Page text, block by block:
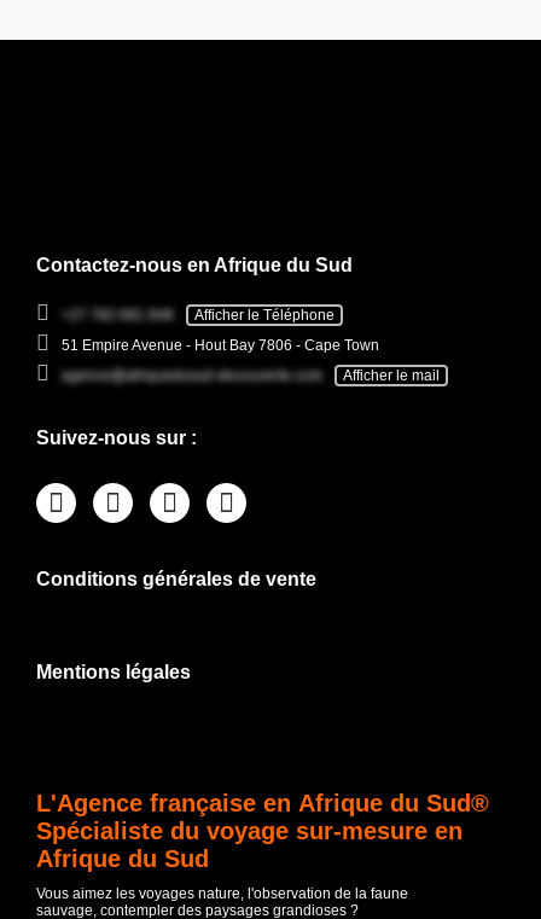
Contactez-nous en Afrique du Sud
+27 782 681 846
Afficher le Téléphone
51 Empire Avenue - Hout Bay 7806 - Cape Town
agence@afriquedusud-decouverte.com
Afficher le mail
Suivez-nous sur :
Conditions générales de vente
Mentions légales
L'Agence française en Afrique du Sud®
Spécialiste du voyage sur-mesure en
Afrique du Sud
Vous aimez les voyages nature, l'observation de la faune
sauvage, contempler des paysages grandioses ?